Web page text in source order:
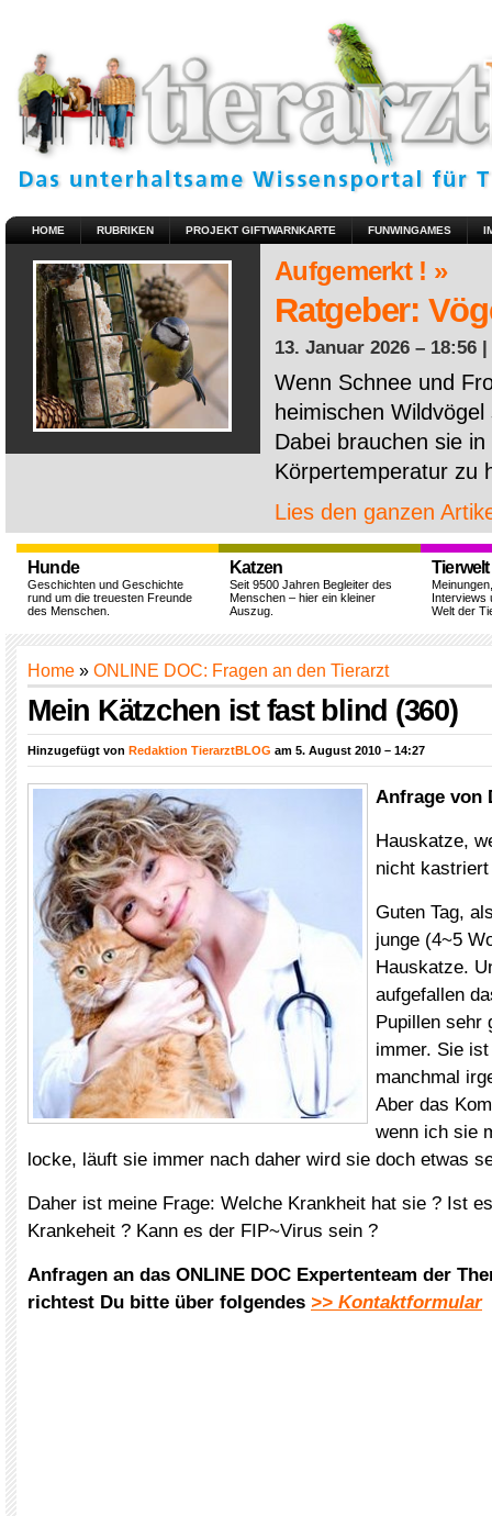
HOME RUBRIKEN PROJEKT GIFTWARNKARTE FUNWINGAMES
Aufgemerkt ! »
Ratgeber:
13. Januar 2026 – 18:56 |
Wenn Schnee und
heimischen
Dabei brauchen sie
Körpertemperatur zu
Lies den ganzen
Hunde
Geschichten und Geschichte
rund um die treuesten Freunde
des Menschen.
Katzen
Seit 9500 Jahren Begleiter des
Menschen – hier ein kleiner
Auszug.
Tierwelt
Interviews
Welt der
Home » ONLINE DOC: Fragen an den Tierarzt
Mein Kätzchen ist fast blind (360)
Hinzugefügt von Redaktion TierarztBLOG am 5. August 2010 – 14:27
Anfrage von
Hauskatze,
nicht kastriert
Guten Tag,
junge (4~5
Hauskatze.
aufgefallen
Pupillen sehr
immer. Sie
manchmal
Aber das
wenn ich sie
locke, läuft sie immer nach daher wird sie doch etwas
Daher ist meine Frage: Welche Krankheit hat sie ? Ist
Krankeheit ? Kann es der FIP~Virus sein ?
Anfragen an das ONLINE DOC Expertenteam der
richtest Du bitte über folgendes >> Kontaktformular